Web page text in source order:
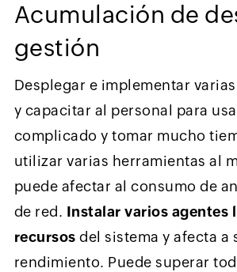
Acumulación de
gestión
Desplegar e implementar
y capacitar al personal para
complicado y tomar mucho
utilizar varias herramientas al
puede afectar al consumo de
de red. Instalar varios agentes
recursos del sistema y afecta a
rendimiento. Puede superar